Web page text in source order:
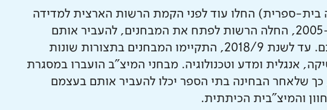
בית-ספרית) החלו עוד לפני הקמת הרשות הארצית למדידה
והערכה בחינוך. עם הקמת ראמ"ה ב-2005, החלה הרשות לפתח את המבחנים, להעביר אותם
בהיקף רחב, לבדוק אותם ולנתח אותם. עד לשנת 2018/9, התקיימו המבחנים בתצורות שונות
אנגלית ומדע וטכנולוגיה. מבחני המיצ"ב הועברו במסגרת
כך שלאחר הבחינה בתי הספר יכלו להעביר אותם בעצמם
והמיצ"בית הכיתתית.